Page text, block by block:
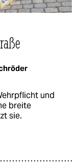
und
breite
sie.